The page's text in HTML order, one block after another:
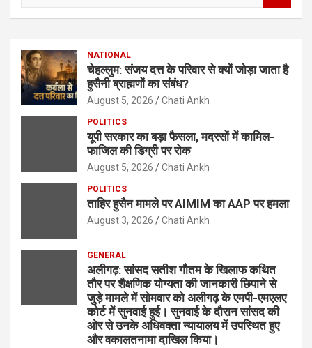
h
NATIONAL
चेहल्लुम: संजय दत्त के परिवार से क्यों जोड़ा जाता है
हुसैनी ब्राह्मणों का संबंध?
August 5, 2026 Chati Ankh
POLITICS
यूपी सरकार का बड़ा फैसला, मदरसों में कामिल-
फाजिल की डिग्री पर रोक
August 5, 2026 Chati Ankh
POLITICS
ताहिर हुसैन मामले पर AIMIM का AAP पर हमला
August 3, 2026 Chati Ankh
GENERAL
अलीगढ़: सांसद सतीश गौतम के खिलाफ कथित
तौर पर शैक्षणिक योग्यता की जानकारी छिपाने से
जुड़े मामले में सोमवार को अलीगढ़ के एमपी-एमएलए
कोर्ट में सुनवाई हुई। सुनवाई के दौरान सांसद की
ओर से उनके अधिवक्ता न्यायालय में उपस्थित हुए
और वकालतनामा दाखिल किया।